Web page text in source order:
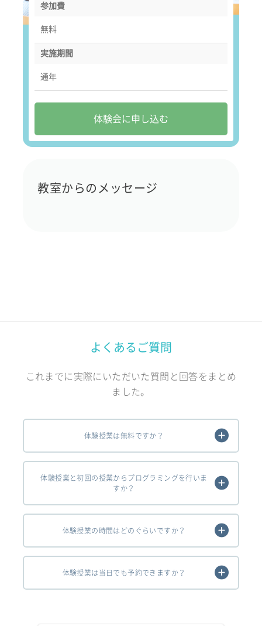
参加費
無料
実施期間
通年
体験会に申し込む
教室からのメッセージ
よくあるご質問
これまでに実際にいただいた質問と回答をまとめ
ました。
体験授業は無料ですか？
体験授業と初回の授業からプログラミングを行いま
すか？
体験授業の時間はどのぐらいですか？
体験授業は当日でも予約できますか？